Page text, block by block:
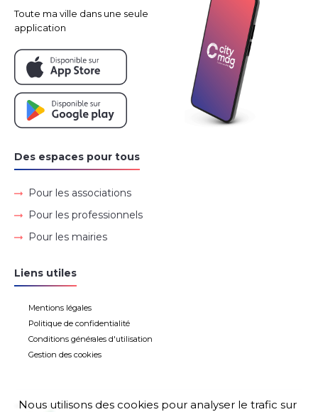
Des espaces pour tous
Pour les associations
Pour les professionnels
Pour les mairies
Liens utiles
Mentions légales
Politique de confidentialité
Conditions générales d'utilisation
Gestion des cookies
Toute ma ville dans une seule
application
Nous utilisons des cookies pour analyser le trafic sur